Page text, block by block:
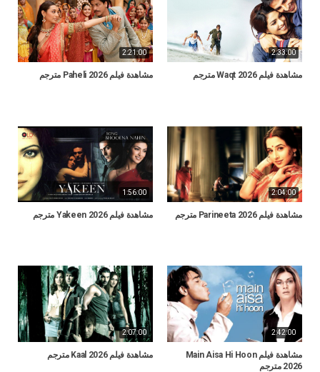
2:33:00
مشاهدة فيلم Waqt 2026 مترجم
2:21:00
مشاهدة فيلم Paheli 2026 مترجم
2:04:00
مشاهدة فيلم Parineeta 2026 مترجم
1:56:00
مشاهدة فيلم Yakeen 2026 مترجم
2:42:00
مشاهدة فيلم Main Aisa Hi Hoon
2026 مترجم
2:07:00
مشاهدة فيلم Kaal 2026 مترجم